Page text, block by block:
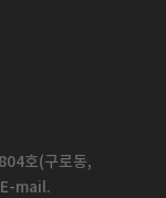
호(구로동,
mail.